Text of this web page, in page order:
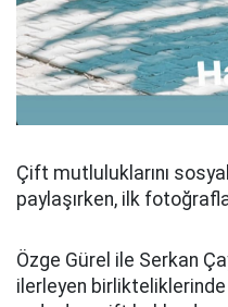
Çift mutluluklarını
paylaşırken, ilk
Özge Gürel ile Serkan
ilerleyen birlikteliklerinde